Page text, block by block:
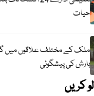
حیات
ملک کے مختلف علاقوں میں
بارش کی پیشگوئی
کریں